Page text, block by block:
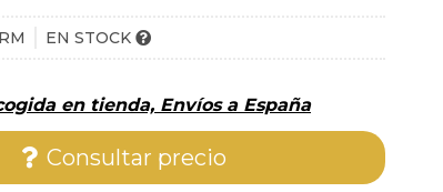
EN STOCK
en tienda, Envíos a España
Consultar precio